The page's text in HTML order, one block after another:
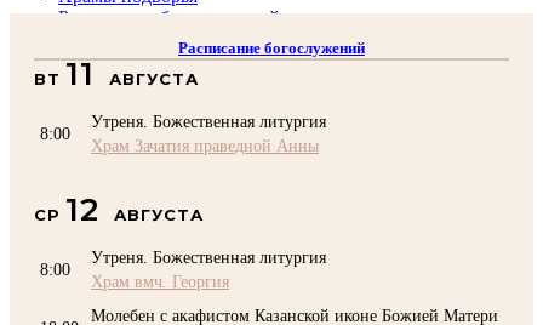
Расписание богослужений
Воскресная школа
Преподаватели Воскресной школы
КОНТАКТЫ
Помочь Подворью
Расписание богослужений
ВТ 11 АВГУСТА
8:00
Утреня. Божественная литургия
Храм Зачатия праведной Анны
СР 12 АВГУСТА
8:00
Утреня. Божественная литургия
Храм вмч. Георгия
Молебен с акафистом Казанской иконе Божией Матери